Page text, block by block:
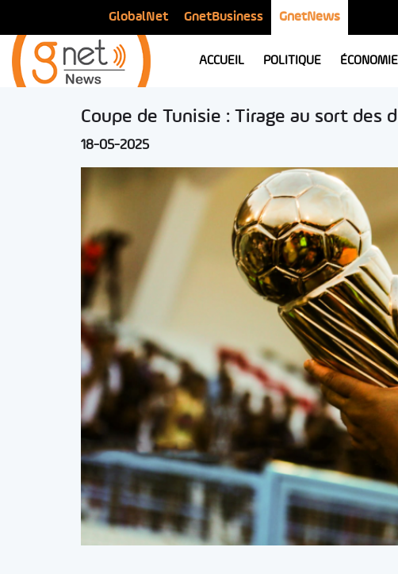
GlobalNet GnetBusiness GnetNews
ACCUEIL POLITIQUE ÉCONOMIE
Coupe de Tunisie : Tirage au sort des
18-05-2025